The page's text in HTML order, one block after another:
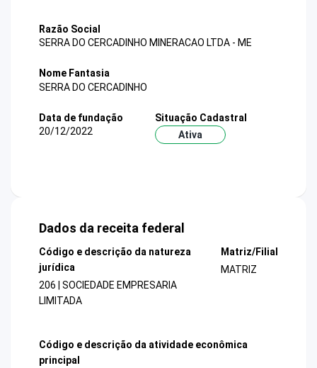
Razão Social
SERRA DO CERCADINHO MINERACAO LTDA - ME
Nome Fantasia
SERRA DO CERCADINHO
Data de fundação
20/12/2022
Situação Cadastral
Ativa
Dados da receita federal
Código e descrição da natureza
jurídica
206 | SOCIEDADE EMPRESARIA
LIMITADA
Matriz/Filial
MATRIZ
Código e descrição da atividade econômica
principal